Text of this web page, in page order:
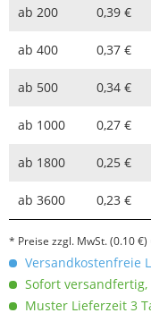
ab 200 0,39 €
ab 400 0,37 €
ab 500 0,34 €
ab 1000 0,27 €
ab 1800 0,25 €
ab 3600 0,23 €
* Preise zzgl. MwSt.(0.10 €)
Versandkostenfreie
Sofort versandfertig,
Muster Lieferzeit 3